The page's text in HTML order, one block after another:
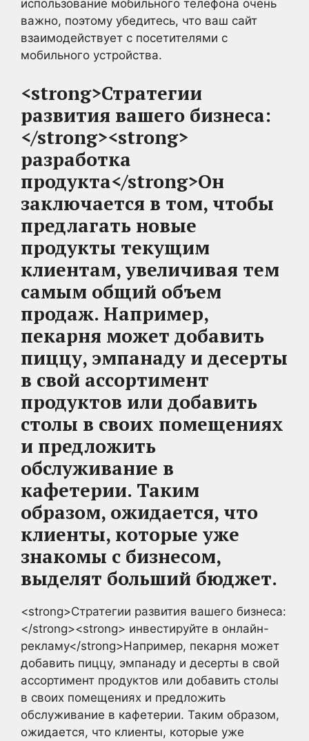
использование мобильного телефона очень
важно, поэтому убедитесь, что ваш сайт
взаимодействует с посетителями с
мобильного устройства.
<strong>Стратегии
развития вашего бизнеса:
</strong><strong>
разработка
продукта</strong>Он
заключается в том, чтобы
предлагать новые
продукты текущим
клиентам, увеличивая тем
самым общий объем
продаж. Например,
пекарня может добавить
пиццу, эмпанаду и десерты
в свой ассортимент
продуктов или добавить
столы в своих помещениях
и предложить
обслуживание в
кафетерии. Таким
образом, ожидается, что
клиенты, которые уже
знакомы с бизнесом,
выделят больший бюджет.
<strong>Стратегии развития вашего бизнеса:
</strong><strong> инвестируйте в онлайн-
рекламу</strong>Например, пекарня может
добавить пиццу, эмпанаду и десерты в свой
ассортимент продуктов или добавить столы
в своих помещениях и предложить
обслуживание в кафетерии. Таким образом,
ожидается, что клиенты, которые уже